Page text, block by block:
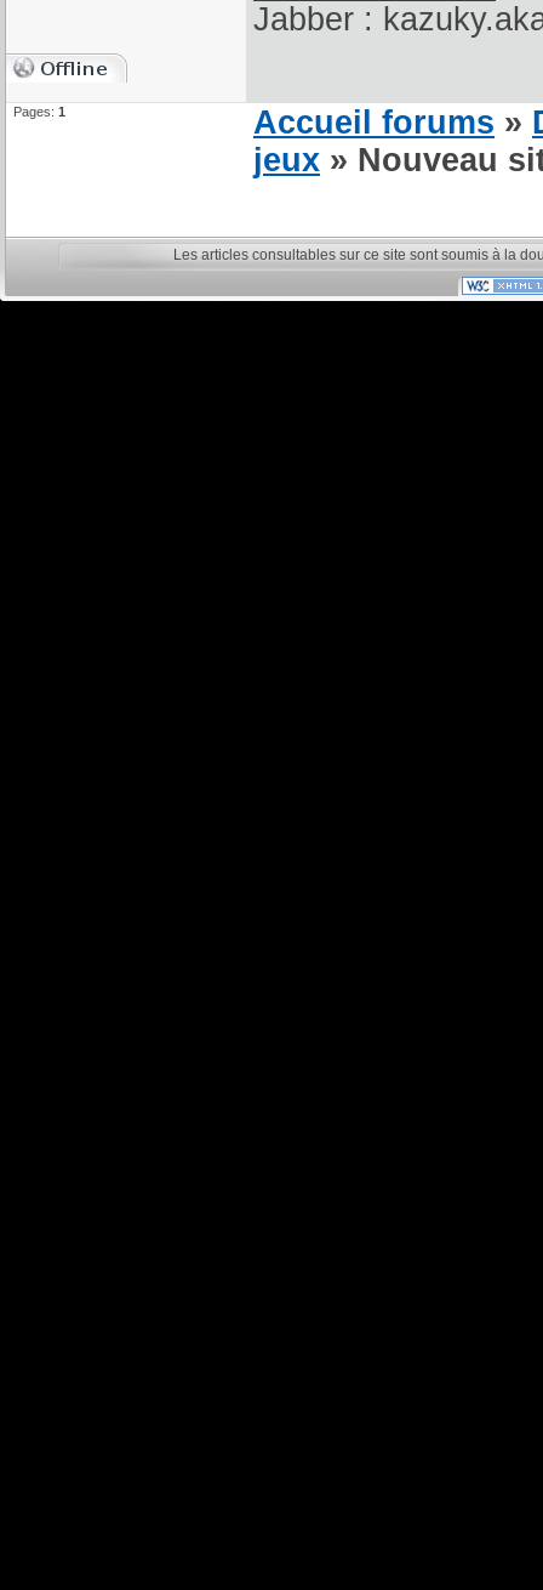
Jabber :
Pages: 1 Accueil forums »
jeux » Nouveau
Les articles consultables sur ce site sont soumis à la